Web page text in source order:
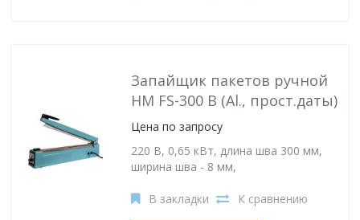
Запайщик пакетов ручной
HM FS-300 B (Al., прост.даты)
Цена по запросу
220 В, 0,65 кВт, длина шва 300 мм,
ширина шва - 8 мм,
В закладки К сравнению